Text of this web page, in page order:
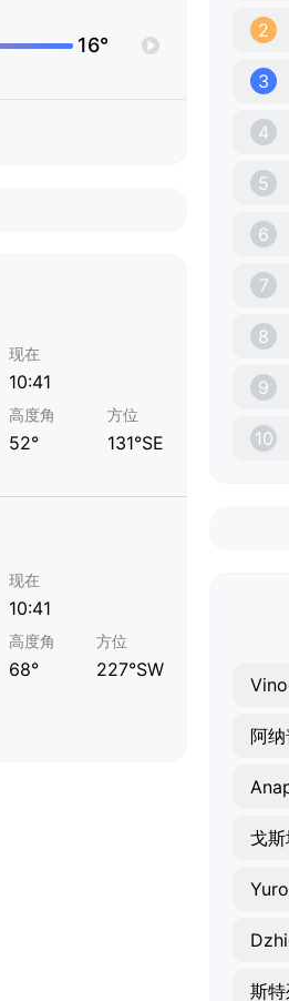
16°
现在
10:41
高度角
52°
方位
131°SE
现在
10:41
高度角
68°
方位
227°SW
2
3
4
5
6
7
8
9
10
阿
戈
斯